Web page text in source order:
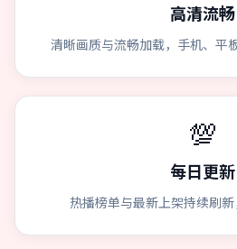
高清流畅
清晰画质与流畅加载，手机、平
💯
每日更新
热播榜单与最新上架持续刷